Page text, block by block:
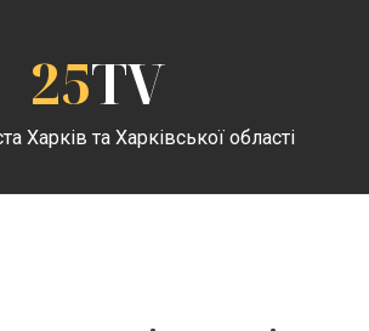
25TV
Харків та Харківської області